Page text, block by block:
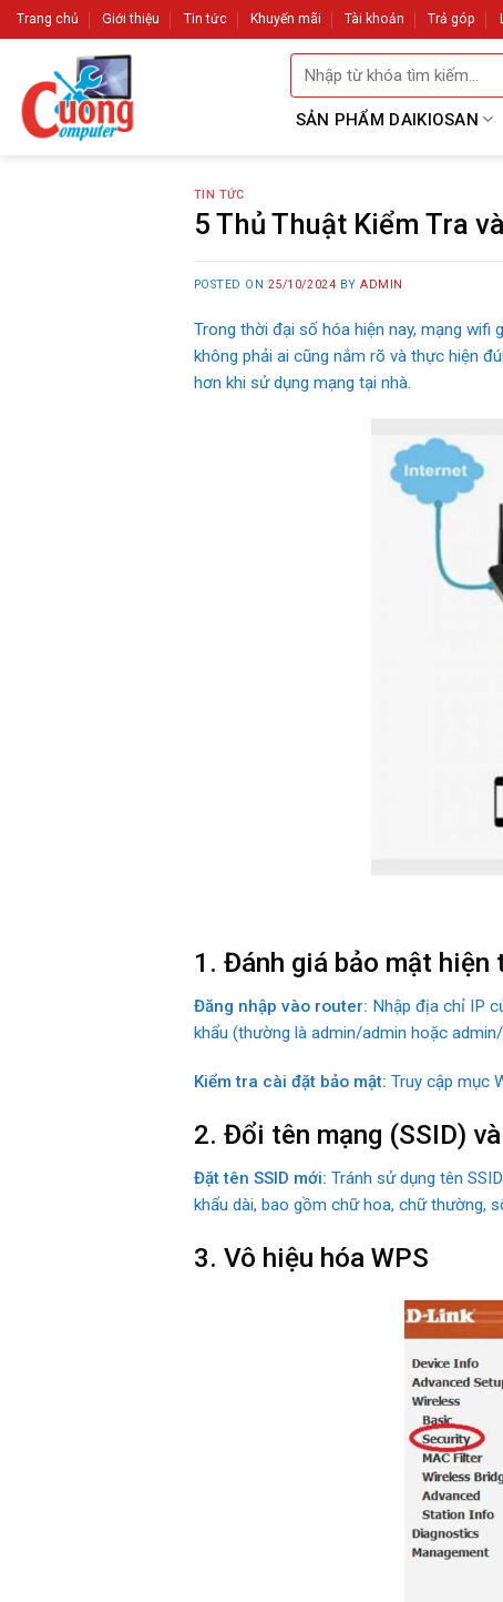
Skip
to
Trang chủ Giới thiệu Tin tức Khuyến mãi Tài khoản Trả góp
Tìm
kiếm:
SẢN PHẨM DAIKIOSAN
TIN TỨC
5 Thủ Thuật Kiểm Tra
POSTED ON 25/10/2024 BYADMIN
Trong thời đại số hóa hiện nay, mạng wifi
không phải ai cũng nắm rõ và thực hiện
hơn khi sử dụng mạng tại nhà.
1. Đánh giá bảo mật
Đăng nhập vào router: Nhập địa chỉ IP
khẩu (thường là admin/admin hoặc
Kiểm tra cài đặt bảo mật: Truy cập mục
2. Đổi tên mạng (SSID)
Đặt tên SSID mới: Tránh sử dụng tên
khẩu dài, bao gồm chữ hoa, chữ thường,
3. Vô hiệu hóa WPS